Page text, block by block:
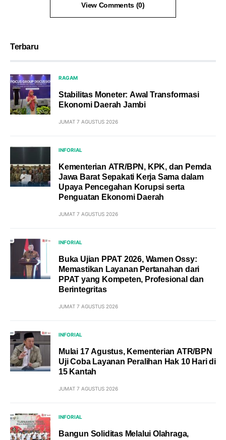
View Comments (0)
Terbaru
RAGAM
Stabilitas Moneter: Awal Transformasi
Ekonomi Daerah Jambi
JUMAT 7 AGUSTUS 2026
INFORIAL
Kementerian ATR/BPN, KPK, dan Pemda
Jawa Barat Sepakati Kerja Sama dalam
Upaya Pencegahan Korupsi serta
Penguatan Ekonomi Daerah
JUMAT 7 AGUSTUS 2026
INFORIAL
Buka Ujian PPAT 2026, Wamen Ossy:
Memastikan Layanan Pertanahan dari
PPAT yang Kompeten, Profesional dan
Berintegritas
JUMAT 7 AGUSTUS 2026
INFORIAL
Mulai 17 Agustus, Kementerian ATR/BPN
Uji Coba Layanan Peralihan Hak 10 Hari di
15 Kantah
JUMAT 7 AGUSTUS 2026
INFORIAL
Bangun Soliditas Melalui Olahraga,